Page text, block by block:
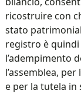
ricostruire con
stato
registro è
l’adempimento
l’assemblea,
e per la tutela in